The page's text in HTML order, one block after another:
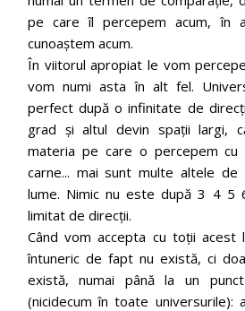
pe care îl percepem acum, în
cunoaștem acum.
În viitorul apropiat le vom
vom numi asta în alt fel.
perfect după o infinitate de
grad și altul devin spații largi,
materia pe care o percepem cu
carne... mai sunt multe altele de
lume. Nimic nu este după 3 4 5
limitat de direcții.
Când vom accepta cu toții acest
întuneric de fapt nu există, ci
există, numai până la un
(nicidecum în toate universurile):